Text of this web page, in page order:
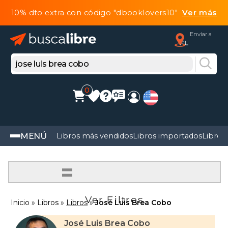
10% dto extra con código "dbooklovers10"Ver más
Enviar a
FL
0
MENÚ Libros más vendidosLibros importadosLibros
=
Ver Filtros
Inicio Libros Libros José Luis Brea Cobo
José Luis Brea Cobo